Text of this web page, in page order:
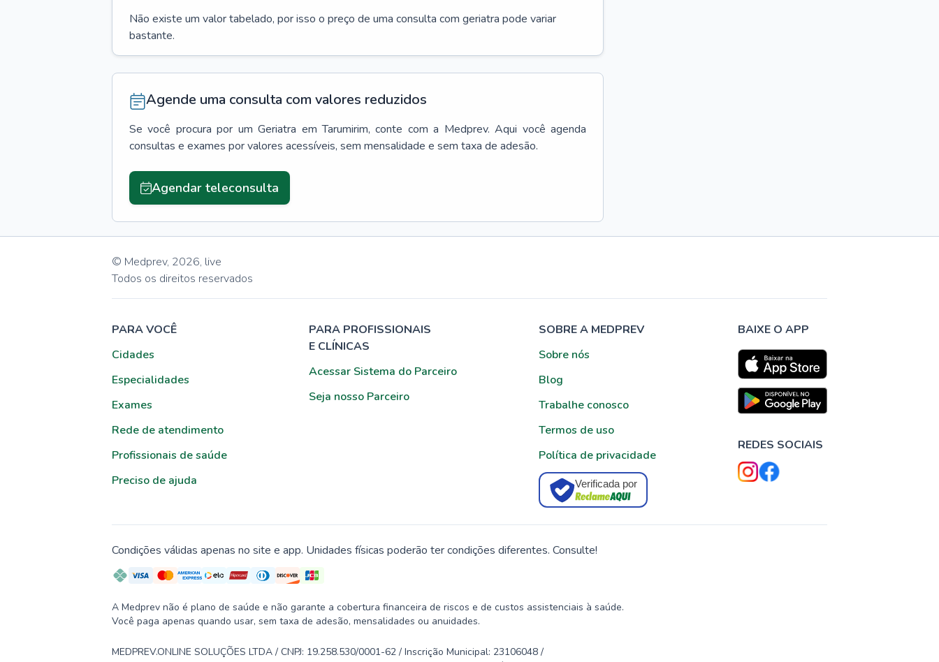
Não existe um valor tabelado, por isso o preço de uma consulta com geriatra pode variar
bastante.
Agende uma consulta com valores reduzidos
Se você procura por um Geriatra em Tarumirim, conte com a Medprev. Aqui você agenda
consultas e exames por valores acessíveis, sem mensalidade e sem taxa de adesão.
Agendar teleconsulta
© Medprev, 2026, live
Todos os direitos reservados
PARA VOCÊ
Cidades
Especialidades
Exames
Rede de atendimento
Profissionais de saúde
Preciso de ajuda
PARA PROFISSIONAIS
E CLÍNICAS
Acessar Sistema do Parceiro
Seja nosso Parceiro
SOBRE A MEDPREV
Sobre nós
Blog
Trabalhe conosco
Termos de uso
Política de privacidade
Verificada por
BAIXE O APP
REDES SOCIAIS
Condições válidas apenas no site e app. Unidades físicas poderão ter condições diferentes. Consulte!
A Medprev não é plano de saúde e não garante a cobertura financeira de riscos e de custos assistenciais à saúde.
Você paga apenas quando usar, sem taxa de adesão, mensalidades ou anuidades.
MEDPREV.ONLINE SOLUÇÕES LTDA / CNPJ: 19.258.530/0001-62 / Inscrição Municipal: 23106048 /